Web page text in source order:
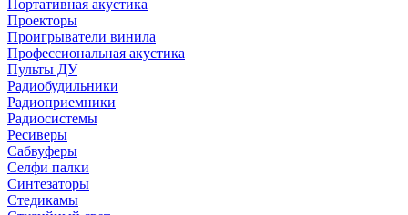
Портативная акустика
Проекторы
Проигрыватели винила
Профессиональная акустика
Пульты ДУ
Радиобудильники
Радиоприемники
Радиосистемы
Ресиверы
Сабвуферы
Селфи палки
Синтезаторы
Стедикамы